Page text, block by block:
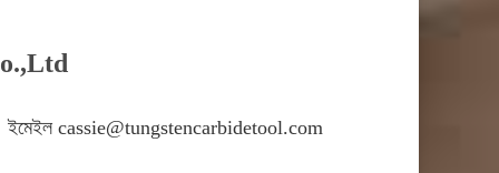
ইমেইল cassie@tungstencarbidetool.com